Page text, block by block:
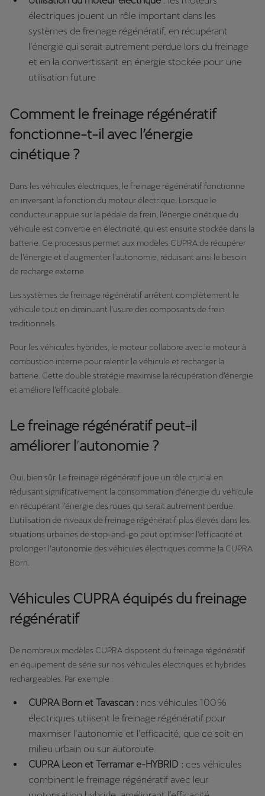
électriques jouent un rôle important dans les
systèmes de freinage régénératif, en récupérant
l’énergie qui serait autrement perdue lors du freinage
et en la convertissant en énergie stockée pour une
utilisation future
Comment le freinage régénératif
fonctionne-t-il avec l’énergie
cinétique ?
Dans les véhicules électriques, le freinage régénératif fonctionne
en inversant la fonction du moteur électrique. Lorsque le
conducteur appuie sur la pédale de frein, l’énergie cinétique du
véhicule est convertie en électricité, qui est ensuite stockée dans la
batterie. Ce processus permet aux modèles CUPRA de récupérer
de l’énergie et d’augmenter l’autonomie, réduisant ainsi le besoin
de recharge externe.
Les systèmes de freinage régénératif arrêtent complètement le
véhicule tout en diminuant l’usure des composants de frein
traditionnels.
Pour les véhicules hybrides, le moteur collabore avec le moteur à
combustion interne pour ralentir le véhicule et recharger la
batterie. Cette double stratégie maximise la récupération d’énergie
et améliore l’efficacité globale.
Le freinage régénératif peut-il
améliorer l ’autonomie ?
Oui, bien sûr. Le freinage régénératif joue un rôle crucial en
réduisant significativement la consommation d’énergie du véhicule
en récupérant l’énergie des roues qui serait autrement perdue.
L’utilisation de niveaux de freinage régénératif plus élevés dans les
situations urbaines de stop-and-go peut optimiser l’efficacité et
prolonger l’autonomie des véhicules électriques comme la CUPRA
Born.
Véhicules CUPRA équipés du freinage
régénératif
De nombreux modèles CUPRA disposent du freinage régénératif
en équipement de série sur nos véhicules électriques et hybrides
rechargeables. Par exemple :
CUPRA Born et Tavascan : nos véhicules 100 %
électriques utilisent le freinage régénératif pour
maximiser l’autonomie et l’efficacité, que ce soit en
milieu urbain ou sur autoroute.
CUPRA Leon et Terramar e-HYBRID : ces véhicules
combinent le freinage régénératif avec leur